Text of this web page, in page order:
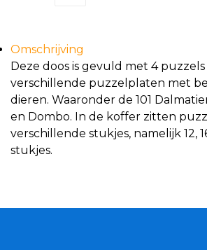
Omschrijving
Deze doos is gevuld met 4
verschillende puzzelplaten met
dieren. Waaronder de 101
en Dombo. In de koffer zitten
verschillende stukjes, namelijk 12,
stukjes.